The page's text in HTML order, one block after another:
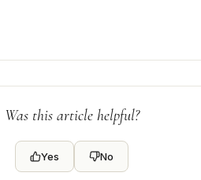
Was this article helpful?
Yes No